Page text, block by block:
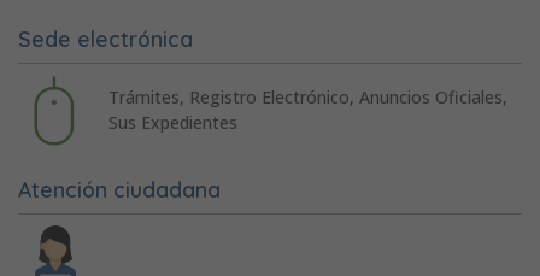
Sede electrónica
Trámites, Registro Electrónico, Anuncios Oficiales,
Sus Expedientes
Atención ciudadana